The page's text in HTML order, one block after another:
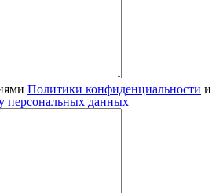
Политики конфиденциальности и
персональных данных